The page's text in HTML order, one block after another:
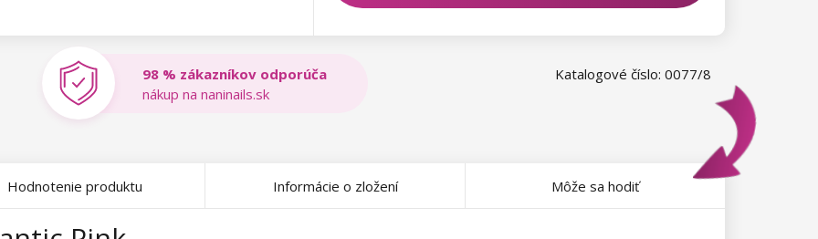
Katalogové číslo: 0077/8
98 % zákazníkov odporúča
nákup na naninails.sk
Hodnotenie produktu Informácie o zložení Môže sa hodiť